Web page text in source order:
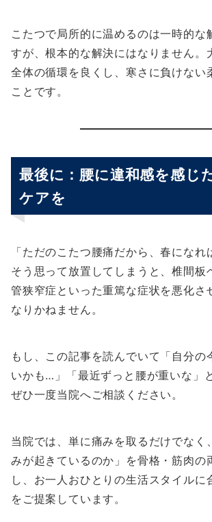
こたつで局所的に温めるのは一時的な
すが、根本的な解決にはなりません。
全体の循環を良くし、寒さに負けない
ことです。
最後に：腰に違和感を感じ
ケアを
「ただのこたつ腰痛だから、春になれ
そう思って放置してしまうと、椎間板
管狭窄症といった重篤な症状を悪化さ
なりかねません。
もし、この記事を読んでいて「自分の
いかも…」「最近ずっと腰が重いな」
ぜひ一度当院へご相談ください。
当院では、単に痛みを取るだけでなく
みが起きているのか」を骨格・筋肉の
し、お一人おひとりの生活スタイルに
をご提案しています。